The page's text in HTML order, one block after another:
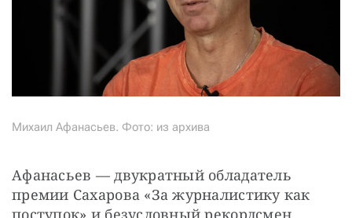
Михаил Афанасьев. Фото: из архива
Афанасьев — двукратный обладатель
премии Сахарова «За журналистику как
поступок» и безусловный рекордсмен